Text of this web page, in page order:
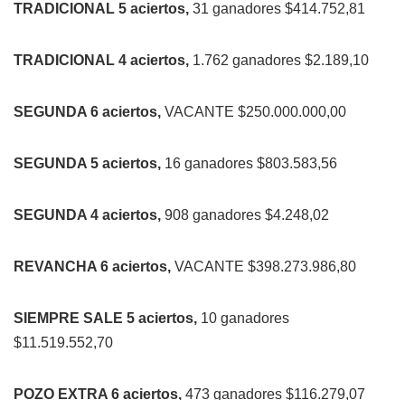
TRADICIONAL 5 aciertos, 31 ganadores $414.752,81
TRADICIONAL 4 aciertos, 1.762 ganadores $2.189,10
SEGUNDA 6 aciertos, VACANTE $250.000.000,00
SEGUNDA 5 aciertos, 16 ganadores $803.583,56
SEGUNDA 4 aciertos, 908 ganadores $4.248,02
REVANCHA 6 aciertos, VACANTE $398.273.986,80
SIEMPRE SALE 5 aciertos, 10 ganadores
$11.519.552,70
POZO EXTRA 6 aciertos, 473 ganadores $116.279,07